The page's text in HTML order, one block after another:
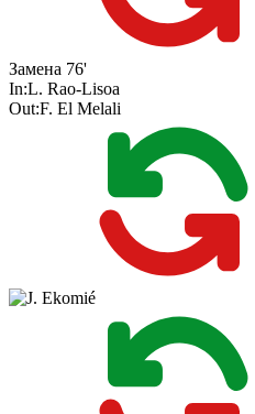
Замена 76'
In:L. Rao-Lisoa
Out:F. El Melali